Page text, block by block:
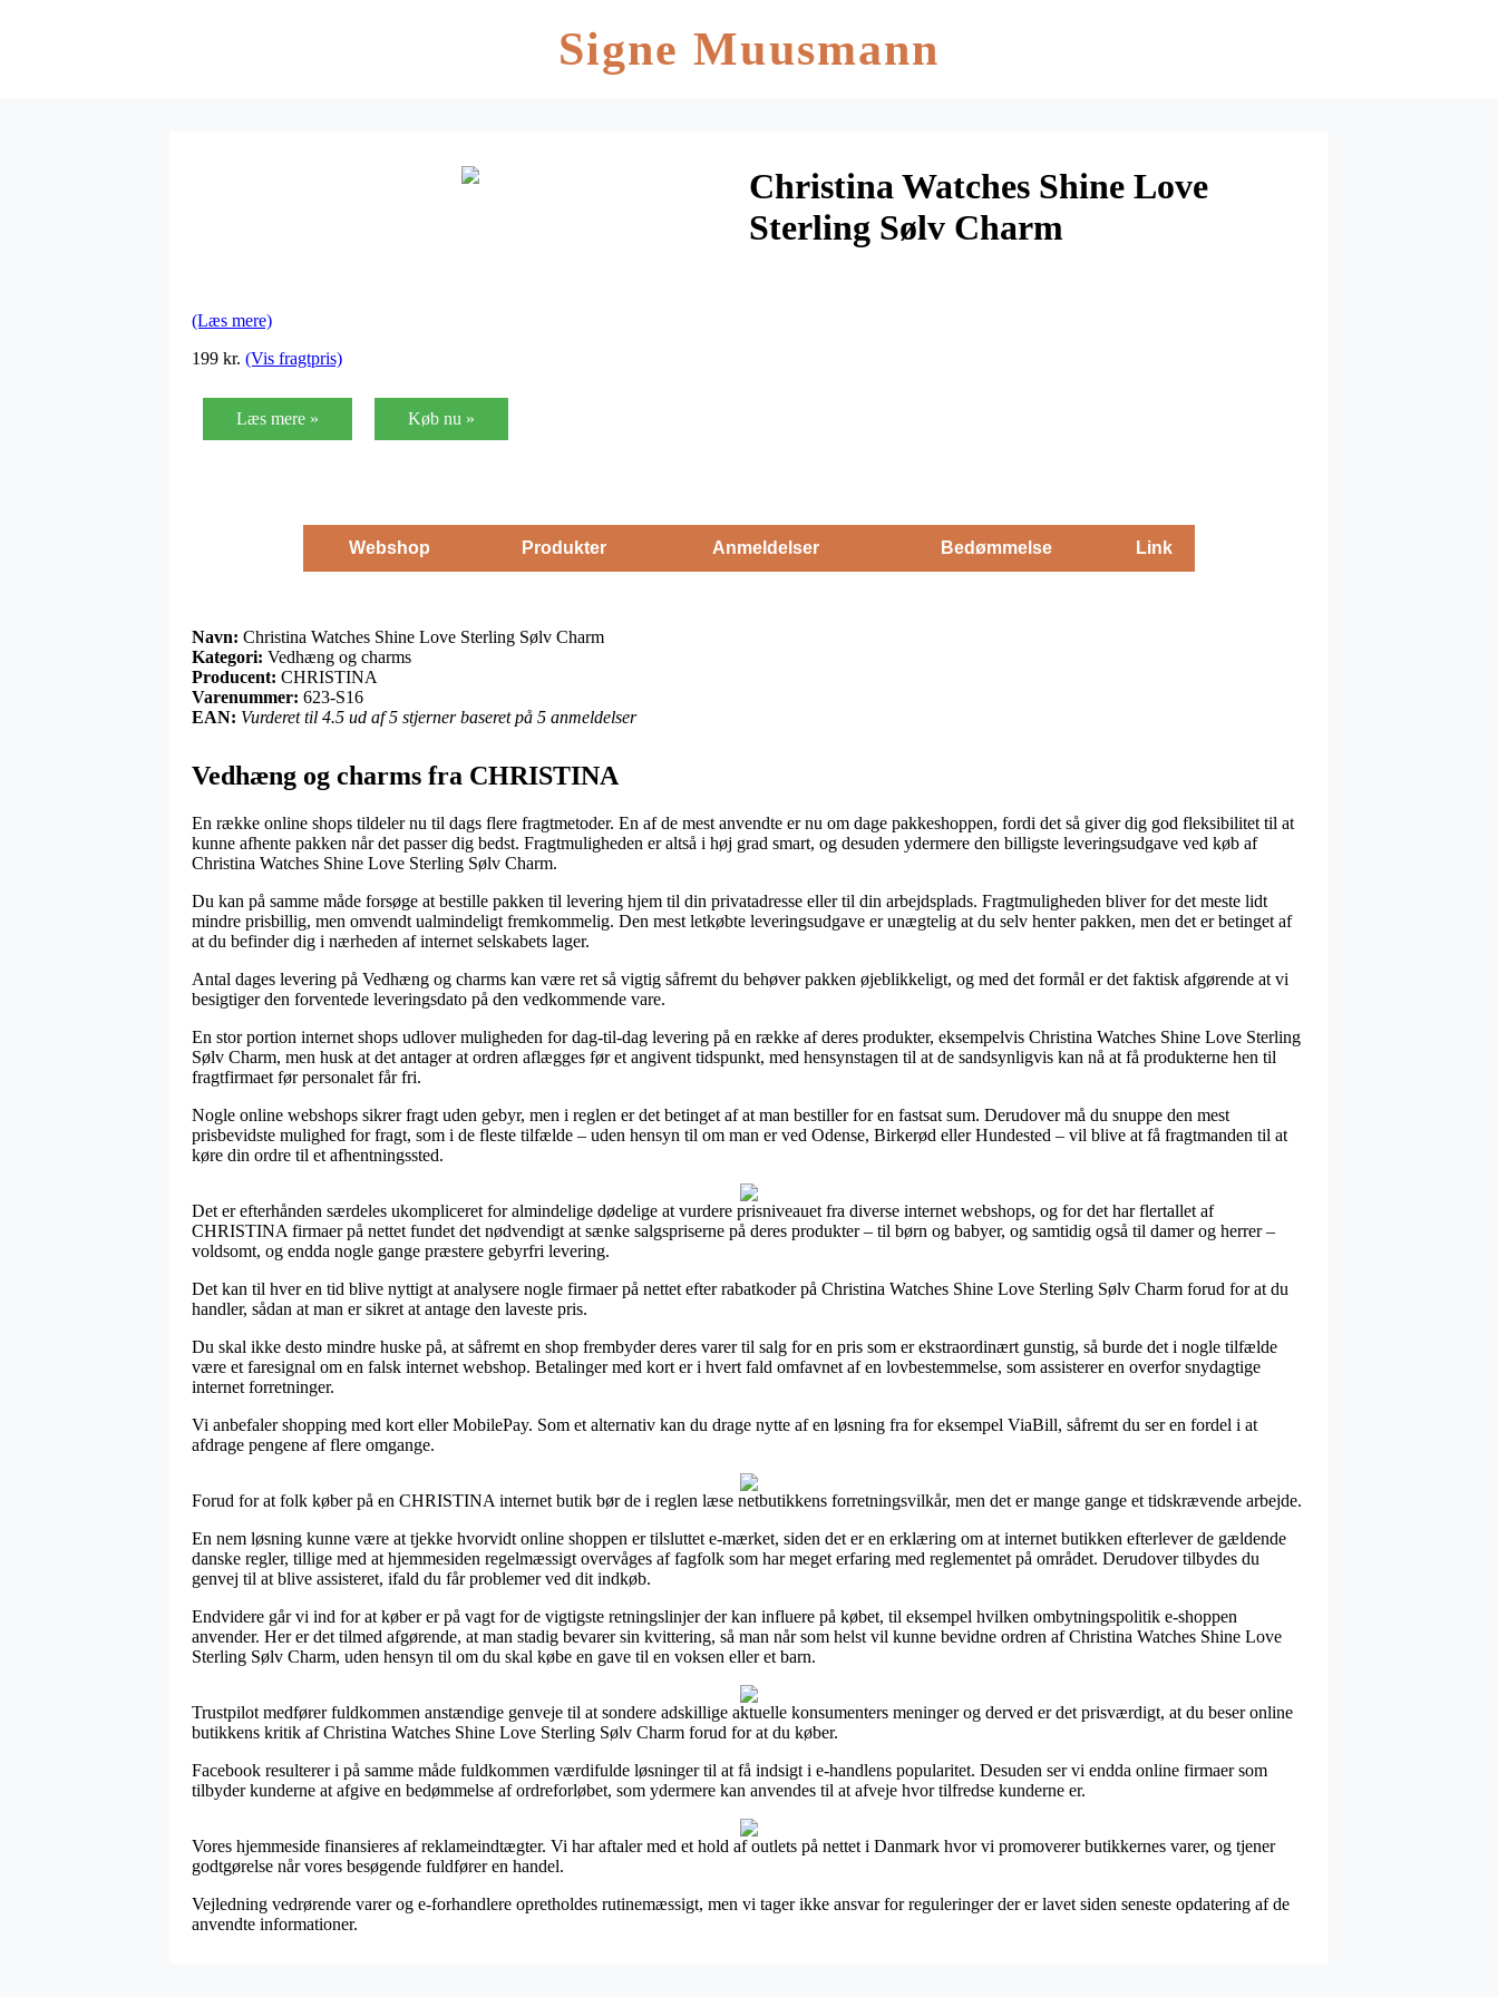
Signe Muusmann
Christina Watches Shine Love
Sterling Sølv Charm
(Læs mere)
199 kr. (Vis fragtpris)
Læs mere » Køb nu »
Webshop Produkter Anmeldelser Bedømmelse Link
Navn: Christina Watches Shine Love Sterling Sølv Charm
Kategori: Vedhæng og charms
Producent: CHRISTINA
Varenummer: 623-S16
EAN: Vurderet til 4.5 ud af 5 stjerner baseret på 5 anmeldelser
Vedhæng og charms fra CHRISTINA
En række online shops tildeler nu til dags flere fragtmetoder. En af de mest anvendte er nu om dage pakkeshoppen, fordi det så giver dig god fleksibilitet til at
kunne afhente pakken når det passer dig bedst. Fragtmuligheden er altså i høj grad smart, og desuden ydermere den billigste leveringsudgave ved køb af
Christina Watches Shine Love Sterling Sølv Charm.
Du kan på samme måde forsøge at bestille pakken til levering hjem til din privatadresse eller til din arbejdsplads. Fragtmuligheden bliver for det meste lidt
mindre prisbillig, men omvendt ualmindeligt fremkommelig. Den mest letkøbte leveringsudgave er unægtelig at du selv henter pakken, men det er betinget af
at du befinder dig i nærheden af internet selskabets lager.
Antal dages levering på Vedhæng og charms kan være ret så vigtig såfremt du behøver pakken øjeblikkeligt, og med det formål er det faktisk afgørende at vi
besigtiger den forventede leveringsdato på den vedkommende vare.
En stor portion internet shops udlover muligheden for dag-til-dag levering på en række af deres produkter, eksempelvis Christina Watches Shine Love Sterling
Sølv Charm, men husk at det antager at ordren aflægges før et angivent tidspunkt, med hensynstagen til at de sandsynligvis kan nå at få produkterne hen til
fragtfirmaet før personalet får fri.
Nogle online webshops sikrer fragt uden gebyr, men i reglen er det betinget af at man bestiller for en fastsat sum. Derudover må du snuppe den mest
prisbevidste mulighed for fragt, som i de fleste tilfælde – uden hensyn til om man er ved Odense, Birkerød eller Hundested – vil blive at få fragtmanden til at
køre din ordre til et afhentningssted.
Det er efterhånden særdeles ukompliceret for almindelige dødelige at vurdere prisniveauet fra diverse internet webshops, og for det har flertallet af
CHRISTINA firmaer på nettet fundet det nødvendigt at sænke salgspriserne på deres produkter – til børn og babyer, og samtidig også til damer og herrer –
voldsomt, og endda nogle gange præstere gebyrfri levering.
Det kan til hver en tid blive nyttigt at analysere nogle firmaer på nettet efter rabatkoder på Christina Watches Shine Love Sterling Sølv Charm forud for at du
handler, sådan at man er sikret at antage den laveste pris.
Du skal ikke desto mindre huske på, at såfremt en shop frembyder deres varer til salg for en pris som er ekstraordinært gunstig, så burde det i nogle tilfælde
være et faresignal om en falsk internet webshop. Betalinger med kort er i hvert fald omfavnet af en lovbestemmelse, som assisterer en overfor snydagtige
internet forretninger.
Vi anbefaler shopping med kort eller MobilePay. Som et alternativ kan du drage nytte af en løsning fra for eksempel ViaBill, såfremt du ser en fordel i at
afdrage pengene af flere omgange.
Forud for at folk køber på en CHRISTINA internet butik bør de i reglen læse netbutikkens forretningsvilkår, men det er mange gange et tidskrævende arbejde.
En nem løsning kunne være at tjekke hvorvidt online shoppen er tilsluttet e-mærket, siden det er en erklæring om at internet butikken efterlever de gældende
danske regler, tillige med at hjemmesiden regelmæssigt overvåges af fagfolk som har meget erfaring med reglementet på området. Derudover tilbydes du
genvej til at blive assisteret, ifald du får problemer ved dit indkøb.
Endvidere går vi ind for at køber er på vagt for de vigtigste retningslinjer der kan influere på købet, til eksempel hvilken ombytningspolitik e-shoppen
anvender. Her er det tilmed afgørende, at man stadig bevarer sin kvittering, så man når som helst vil kunne bevidne ordren af Christina Watches Shine Love
Sterling Sølv Charm, uden hensyn til om du skal købe en gave til en voksen eller et barn.
Trustpilot medfører fuldkommen anstændige genveje til at sondere adskillige aktuelle konsumenters meninger og derved er det prisværdigt, at du beser online
butikkens kritik af Christina Watches Shine Love Sterling Sølv Charm forud for at du køber.
Facebook resulterer i på samme måde fuldkommen værdifulde løsninger til at få indsigt i e-handlens popularitet. Desuden ser vi endda online firmaer som
tilbyder kunderne at afgive en bedømmelse af ordreforløbet, som ydermere kan anvendes til at afveje hvor tilfredse kunderne er.
Vores hjemmeside finansieres af reklameindtægter. Vi har aftaler med et hold af outlets på nettet i Danmark hvor vi promoverer butikkernes varer, og tjener
godtgørelse når vores besøgende fuldfører en handel.
Vejledning vedrørende varer og e-forhandlere opretholdes rutinemæssigt, men vi tager ikke ansvar for reguleringer der er lavet siden seneste opdatering af de
anvendte informationer.